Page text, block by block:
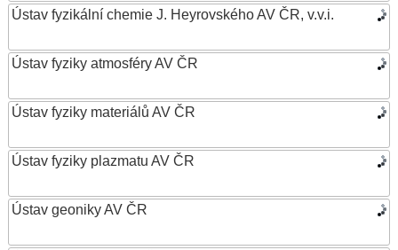
Ústav fyzikální chemie J. Heyrovského AV ČR, v.v.i.
Ústav fyziky atmosféry AV ČR
Ústav fyziky materiálů AV ČR
Ústav fyziky plazmatu AV ČR
Ústav geoniky AV ČR